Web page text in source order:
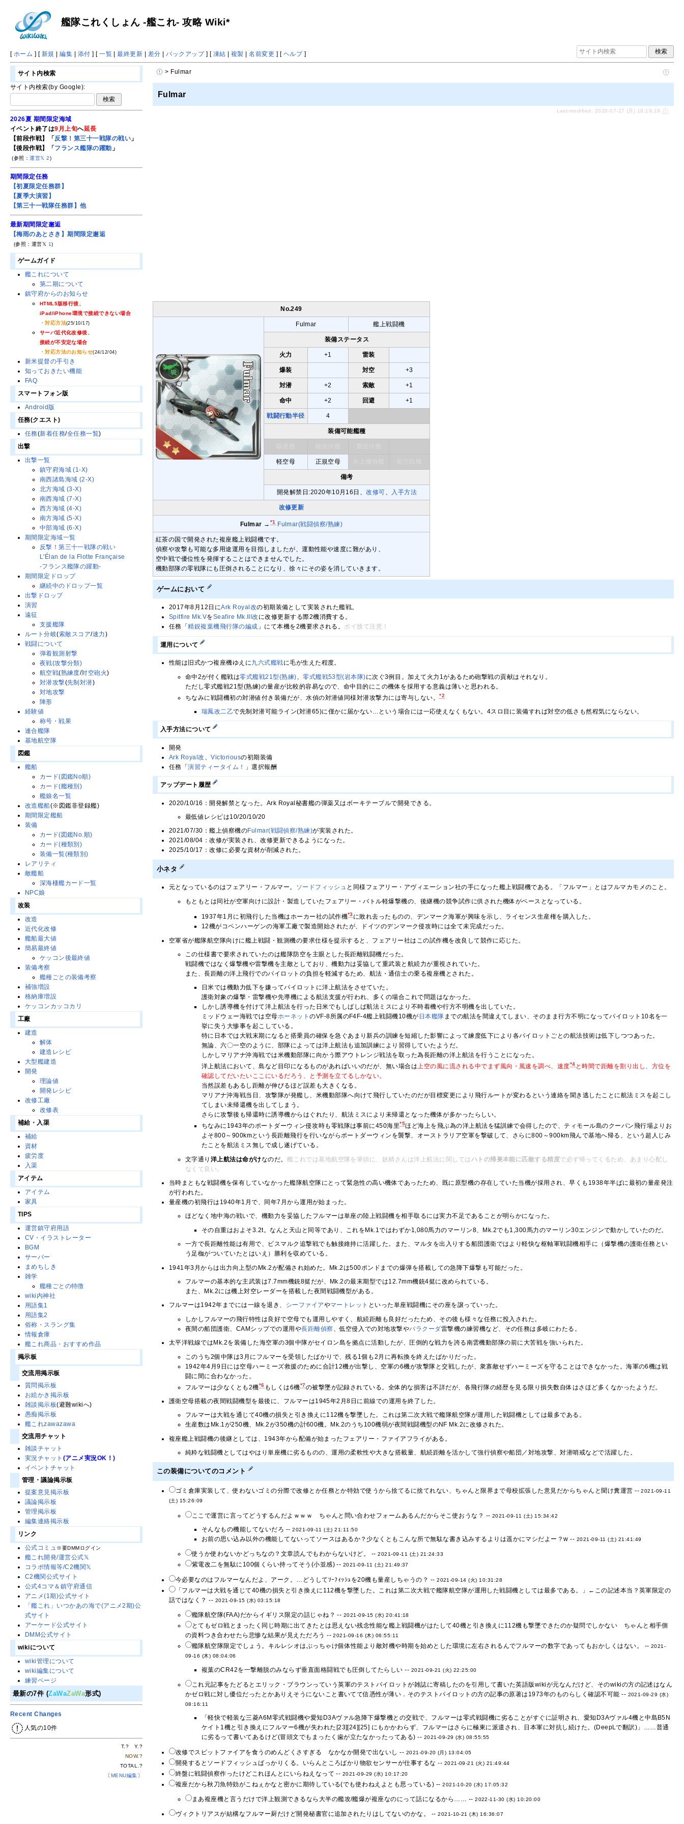
艦隊これくしょん -艦これ- 攻略 Wiki*
[ ホーム ] [ 新規 |編集 | 添付 ] [一覧 |最終更新 | 差分 |バックアップ] [ 凍結 | 複製 |名前変更 ] [ ヘルプ]
> Fulmar
Fulmar
Last-modified: 2026-07-27 (月) 18:19:19
No.249
Fulmar 艦上戦闘機
装備ステータス
火力 +1 雷装
爆装 対空 +3
対潜 +2 索敵 +1
命中 +2 回避 +1
戦闘行動半径 4
装備可能艦種
軽空母 正規空母
備考
開発解禁日:2020年10月16日、改修可、 入手方法
改修更新
Fulmar → *1 Fulmar(戦闘偵察/熟練)
紅茶の国で開発された複座艦上戦闘機です。
偵察や攻撃も可能な多用途運用を目指しましたが、運動性能や速度に難があり、
空中戦で優位性を発揮することはできませんでした。
機動部隊の零戦隊にも圧倒されることになり、徐々にその姿を消していきます。
ゲームにおいて
2017年8月12日にArk Royal改の初期装備として実装された艦戦。
Spitfire Mk.VをSeafire Mk.III改 に改修更新する際2機消費する。
任務「精鋭複葉機飛行隊の編成 」にて本機を2機要求される。 ポイ捨て注意！
運用について
性能は旧式かつ複座機ゆえに九六式艦戦に毛が生えた程度。
命中2が付く艦戦は零式艦戦21型(熟練) 、零式艦戦53型(岩本隊)に次ぐ3例目。加えて火力1があるため砲撃戦の貢献はそれなり。
ただし零式艦戦21型(熟練)の量産が比較的容易なので、命中目的にこの機体を採用する意義は薄いと思われる。
ちなみに戦闘機初の対潜値付き装備だが、水偵の対潜値同様対潜攻撃力には寄与しない。*2
瑞鳳改二乙で先制対潜可能ライン(対潜65)に僅かに届かない…という場合には一応使えなくもない。4スロ目に装備すれば対空の低さも然程気にならない。
入手方法について
開発
Ark Royal改 、Victoriousの初期装備
任務「演習ティータイム！ 」選択報酬
アップデート履歴
2020/10/16：開発解禁となった。Ark Royal秘書艦の弾薬又はボーキテーブルで開発できる。
最低値レシピは10/20/10/20
2021/07/30：艦上偵察機のFulmar(戦闘偵察/熟練)が実装された。
2021/08/04：改修が実装され、改修更新できるようになった。
2025/10/17：改修に必要な資材が削減された。
小ネタ
元となっているのはフェアリー・フルマー。 ソードフィッシュ と同様フェアリー・アヴィエーション社の手になった艦上戦闘機である。「フルマー」とはフルマカモメのこと。
もともとは同社が空軍向けに設計・製造していたフェアリー・バトル軽爆撃機の、後継機の競争試作に供された機体がベースとなっている。
1937年1月に初飛行した当機はホーカー社の試作機*3に敗れ去ったものの、デンマーク海軍が興味を示し、ライセンス生産権を購入した。
12機がコペンハーゲンの海軍工廠で製造開始されたが、ドイツのデンマーク侵攻時には全て未完成だった。
空軍省が艦隊航空隊向けに艦上戦闘・観測機の要求仕様を提示すると、フェアリー社はこの試作機を改良して競作に応じた。
この仕様書で要求されていたのは艦隊防空を主眼とした長距離戦闘機だった。
戦闘機ではなく爆撃機や雷撃機を主敵としており、機動力は妥協して重武装と航続力が重視されていた。
また、長距離の洋上飛行でのパイロットの負担を軽減するため、航法・通信士の乗る複座機とされた。
日米では機動力低下を嫌ってパイロットに洋上航法をさせていた。
護衛対象の爆撃・雷撃機や先導機による航法支援が行われ、多くの場合これで問題はなかった。
しかし誘導機を付けて洋上航法を行った日米でもしばしば航法ミスにより不時着機や行方不明機を出していた。
ミッドウェー海戦では空母ホーネットのVF-8所属のF4F-4艦上戦闘機10機が 日本艦隊 までの航法を間違えてしまい、そのまま行方不明になってパイロット10名を一
挙に失う大惨事を起こしている。
特に日本では大戦末期になると搭乗員の確保を急ぐあまり新兵の訓練を短縮した影響によって練度低下により各パイロットごとの航法技術は低下しつつあった。
無論、六〇一空のように、部隊によっては洋上航法も追加訓練により習得していたようだ。
しかしマリアナ沖海戦では米機動部隊に向かう際アウトレンジ戦法を取った為長距離の洋上航法を行うことになった。
洋上航法において、島など目印になるものがあればいいのだが、無い場合は上空の風に流される中でまず風向・風速を調べ、速度*4と時間で距離を割り出し、方位を
確認してだいたいここにいるだろう、と予測を立てるしかない。
当然誤差もあるし距離が伸びるほど誤差も大きくなる。
マリアナ沖海戦当日、攻撃隊が発艦し、米機動部隊へ向けて飛行していたのだが目標変更により飛行ルートが変わるという連絡を聞き逃したことに航法ミスを起こし
てしまい未帰還機を出してしまう。
さらに攻撃後も帰還時に誘導機からはぐれたり、航法ミスにより未帰還となった機体が多かったらしい。
ちなみに1943年のポートダーウィン侵攻時も零戦隊は事前に450海里*5ほど海上を飛ぶ為の洋上航法を猛訓練で会得したので、ティモール島のクーパン飛行場よりお
よそ800～900kmという長距離飛行を行いながらポートダーウィンを襲撃、オーストラリア空軍を撃破して、さらに800～900km飛んで基地へ帰る、という超人じみ
たことを航法ミス無しで成し遂げている。
文字通り 洋上航法は命がけなのだ。 艦これでは基地航空隊を筆頭に、妖精さんは洋上航法に関しては ハトの帰巣本能に匹敵する精度で必ず帰ってくるため、あまり心配し
なくて良い。
当時まともな戦闘機を保有していなかった艦隊航空隊にとって緊急性の高い機体であったため、既に原型機の存在していた当機が採用され、早くも1938年半ばに最初の量産発注
が行われた。
量産機の初飛行は1940年1月で、同年7月から運用が始まった。
ほどなく地中海の戦いで、機動力を妥協したフルマーは単座の陸上戦闘機を相手取るには実力不足であることが明らかになった。
その自重はおよそ3.2t。なんと天山と同等であり、これをMk.1ではわずか1,080馬力のマーリン8、Mk.2でも1,300馬力のマーリン30エンジンで動かしていたのだ。
一方で長距離性能は有用で、ビスマルク追撃戦でも触接維持に活躍した。また、マルタを出入りする船団護衛ではより軽快な枢軸軍戦闘機相手に（爆撃機の護衛任務とい
う足枷がついていたとはいえ）勝利を収めている。
1941年3月からは出力向上型のMk.2が配備され始めた。Mk.2は500ポンドまでの爆弾を搭載しての急降下爆撃も可能だった。
フルマーの基本的な主武装は7.7mm機銃8挺だが、Mk.2の最末期型では12.7mm機銃4挺に改められている。
また、Mk.2には機上対空レーダーを搭載した夜間戦闘機型がある。
フルマーは1942年までには一線を退き、 シーファイアやマートレット といった単座戦闘機にその座を譲っていった。
しかしフルマーの飛行特性は良好で空母でも運用しやすく、航続距離も良好だったため、その後も様々な任務に投入された。
夜間の船団護衛、CAMシップでの運用や長距離偵察 、低空侵入での対地攻撃やバラクーダ雷撃機の練習機など、その任務は多岐にわたる。
太平洋戦線ではMk.2を装備した海空軍の3個中隊がセイロン島を拠点に活動したが、圧倒的な戦力を誇る南雲機動部隊の前に大苦戦を強いられた。
このうち2個中隊は3月にフルマーを受領したばかりで、残る1個も2月に再転換を終えたばかりだった。
1942年4月9日には空母ハーミーズ救援のために合計12機が出撃し、空軍の6機が攻撃隊と交戦したが、衆寡敵せずハーミーズを守ることはできなかった。海軍の6機は戦
闘に間に合わなかった。
フルマーは少なくとも2機*6もしくは6機*7の被撃墜が記録されている。全体的な損害は不詳だが、各飛行隊の経歴を見る限り損失数自体はさほど多くなかったようだ。
護衛空母搭載の夜間戦闘機型を最後に、フルマーは1945年2月8日に前線での運用を終了した。
フルマーは大戦を通じて40機の損失と引き換えに112機を撃墜した。これは第二次大戦で艦隊航空隊が運用した戦闘機としては最多である。
生産数はMk.1が250機、Mk.2が350機の計600機。Mk.2のうち100機弱が夜間戦闘機型のNF Mk.2に改修された。
複座艦上戦闘機の後継としては、1943年から配備が始まったフェアリー・ファイアフライがある。
純粋な戦闘機としてはやはり単座機に劣るものの、運用の柔軟性や大きな搭載量、航続距離を活かして強行偵察や船団／対地攻撃、対潜哨戒などで活躍した。
この装備についてのコメント
ゴミ倉庫実装して、使わないゴミの分際で改修とか任務とか特効で使うから捨てるに捨てれない、ちゃんと限界まで母校拡張した意見だからちゃんと聞け糞運営 --2021-09-11
(土) 15:26:09
ここで運営に言ってどうするんだよｗｗｗ ちゃんと問い合わせフォームあるんだからそこ使おうな？ -- 2021-09-11 (土) 15:34:42
そんなもの機能してないだろ --2021-09-11 (土) 21:11:50
お前の思い込み以外の機能してないってソースはあるか？少なくともこんな所で無駄な書き込みするよりは遥かにマシだよー？w -- 2021-09-11 (土) 21:41:49
使うか使わないかどっちなの？文章読んでもわからないけど。 --2021-09-11 (土) 21:24:33
紫電改二を無駄に100個くらい持ってそう(小並感) -- 2021-09-11 (土) 21:49:37
今必要なのはフルマーなんだよ、アーク。…どうしてｿｰﾌｨｯｼｭを20機も量産しちゃうの？ --2021-09-14 (火) 10:31:28
「フルマーは大戦を通じて40機の損失と引き換えに112機を撃墜した。これは第二次大戦で艦隊航空隊が運用した戦闘機としては最多である。」←この記述本当？英軍限定の
話ではなく？ -- 2021-09-15 (水) 03:15:18
艦隊航空隊(FAA)だからイギリス限定の話じゃね？ -- 2021-09-15 (水) 20:41:18
とてもゼロ戦とまったく同じ時期に出てきたとは思えない残念性能な艦上戦闘機がはたして40機と引き換えに112機も撃墜できたのか疑問でしかない ちゃんと相手側
の資料つき合わせたら悲惨な結果が見えただろう --2021-09-16 (木) 06:55:11
艦隊航空隊限定でしょう。キルレシオはぶっちゃけ個体性能より敵対機や時期を始めとした環境に左右されるんでフルマーの数字であってもおかしくはない。 -- 2021-
09-16 (木) 08:04:06
複葉のCR42を一撃離脱のみならず垂直面格闘戦でも圧倒してたらしい -- 2021-09-21 (火) 22:25:00
これ元記事をたどるとエリック・ブラウンっていう英軍のテストパイロットが雑誌に寄稿したのを引用して書いた英語版wikiが元なんだけど、そのwikiの方の記述はなん
かゼロ戦に対し優位だったとかありえそうにないこと書いてて信憑性が薄い．そのテストパイロットの方の記事の原著は1973年のものらしく確認不可能 -- 2021-09-29 (水)
08:16:11
「軽快で軽装な三菱A6M零式戦闘機や愛知D3Aヴァル急降下爆撃機との交戦で、フルマーは零式戦闘機に劣ることがすぐに証明され、愛知D3Aヴァル4機と中島B5N
ケイト1機と引き換えにフルマー6機が失われた[23][24][25] にもかかわらず、フルマーはさらに極東に派遣され、日本軍に対抗し続けた。(DeepLで翻訳)」……普通
に劣るって書いてあるけど(冒頭文でもまったく歯が立たなかったってある) -- 2021-09-29 (水) 08:55:55
改修でスピットファイアを食うのめんどくさすぎる なかなか開発で出ないし -- 2021-09-20 (月) 13:04:05
開発するとソードフィッシュばっかりくる。いらんところばかり物欲センサーが仕事するな -- 2021-09-21 (火) 21:49:44
終盤に戦闘偵察作ったけどこれほんとにいらねえなって -- 2021-09-29 (水) 10:17:20
複座だから秋刀魚特効がこねぇかなと密かに期待している(でも使わねえよとも思っている) --2021-10-20 (水) 17:05:32
まあ複座機と言うだけで洋上観測できるなら大半の艦攻/艦爆が複座なのにって話になるから…… --2022-11-30 (水) 10:20:00
ヴィクトリアスが結構なフルマー厨だけど開発秘書官に追加されたりはしてないのかな。 --2021-10-21 (木) 16:36:07
サイト内検索
サイト内検索(by Google):
2026夏 期間限定海域
イベント終了は9月上旬へ延長
【前段作戦】「 反撃！第三十一戦隊の戦い 」
【後段作戦】「 フランス艦隊の躍動 」
(参照：運営𝕏 2)
期間限定任務
【初夏限定任務群】
【夏季大演習】
【第三十一戦隊任務群】他
最新期間限定邂逅
【梅雨のあとさき】期間限定邂逅
(参照：運営𝕏 1)
ゲームガイド
艦これについて
第二期について
鎮守府からのお知らせ
HTML5版移行後、
iPad/iPhone環境で接続できない場合
・対応方法(25/10/17)
サーバ近代化改修後、
接続が不安定な場合
・対応方法のお知らせ(24/12/04)
新米提督の手引き
知っておきたい機能
FAQ
スマートフォン版
Android版
任務(クエスト)
任務(新着任務/全任務一覧)
出撃
出撃一覧
鎮守府海域 (1-X)
南西諸島海域 (2-X)
北方海域 (3-X)
南西海域 (7-X)
西方海域 (4-X)
南方海域 (5-X)
中部海域 (6-X)
期間限定海域一覧
反撃！第三十一戦隊の戦い
L'Élan de la Flotte Française
-フランス艦隊の躍動-
期間限定ドロップ
継続中のドロップ一覧
出撃ドロップ
演習
遠征
支援艦隊
ルート分岐(索敵スコア/速力)
戦闘について
弾着観測射撃
夜戦(攻撃分類)
航空戦(熟練度/対空砲火)
対潜攻撃(先制対潜)
対地攻撃
陣形
経験値
称号・戦果
連合艦隊
基地航空隊
図鑑
艦船
カード(図鑑No順)
カード(艦種別)
艦娘名一覧
改造艦船(※図鑑非登録艦)
期間限定艦船
装備
カード(図鑑No.順)
カード(種類別)
装備一覧(種類別)
レアリティ
敵艦船
深海棲艦カード一覧
NPC娘
改装
改造
近代化改修
艦船最大値
簡易最終値
ケッコン後最終値
装備考察
艦種ごとの装備考察
補強増設
格納庫増設
ケッコンカッコカリ
工廠
建造
解体
建造レシピ
大型艦建造
開発
理論値
開発レシピ
改修工廠
改修表
補給・入渠
補給
資材
疲労度
入渠
アイテム
アイテム
家具
TIPS
運営鎮守府用語
CV・イラストレーター
BGM
サーバー
まめちしき
雑学
艦種ごとの特徴
wiki内神社
用語集1
用語集2
俗称・スラング集
情報倉庫
艦これ商品・おすすめ作品
掲示板
交流用掲示板
質問掲示板
お絵かき掲示板
雑談掲示板(避難wikiへ)
愚痴掲示板
艦これzawazawa
交流用チャット
雑談チャット
実況チャット (アニメ実況OK！)
イベントチャット
管理・議論掲示板
提案意見掲示板
議論掲示板
管理掲示板
編集連絡掲示板
リンク
公式コミュ※要DMMログイン
艦これ開発/運営公式𝕏
コラボ情報等/C2機関𝕏
C2機関公式サイト
公式4コマ＆鎮守府通信
アニメ(1期)公式サイト
「艦これ」いつかあの海で(アニメ2期)公
式サイト
アーケード公式サイト
DMM公式サイト
wikiについて
wiki管理について
wiki編集について
練習ページ
最新の7件 (ZaWaZaWa形式)
Recent Changes
人気の10件
T.? Y.?
NOW.?
TOTAL.?
〔MENU編集〕